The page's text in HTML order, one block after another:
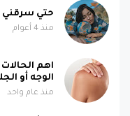
حتي سرقني
منذ 4 أعوام
اهم
الوجه أو
منذ عام واحد